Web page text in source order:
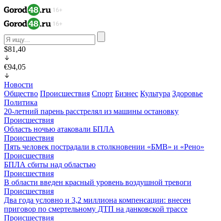
$81,40
€94,05
Новости
Общество Происшествия Спорт Бизнес Культура Здоровье
Политика
20-летний парень расстрелял из машины остановку
Происшествия
Область ночью атаковали БПЛА
Происшествия
Пять человек пострадали в столкновении «БМВ» и «Рено»
Происшествия
БПЛА сбиты над областью
Происшествия
В области введен красный уровень воздушной тревоги
Происшествия
Два года условно и 3,2 миллиона компенсации: внесен
приговор по смертельному ДТП на данковской трассе
Происшествия